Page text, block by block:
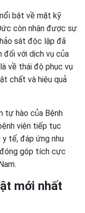
bật về mặt kỹ
còn nhận được sự
sát độc lập đã
đối với dịch vụ của
về thái độ phục vụ
chất và hiệu quả
tự hào của Bệnh
viện tiếp tục
y tế, đáp ứng nhu
góp tích cực
mới nhất